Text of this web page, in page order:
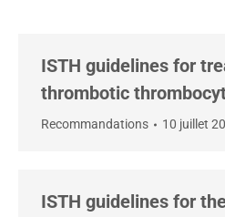
ISTH guidelines for
thrombotic
Recommandations 10 juillet
ISTH guidelines for